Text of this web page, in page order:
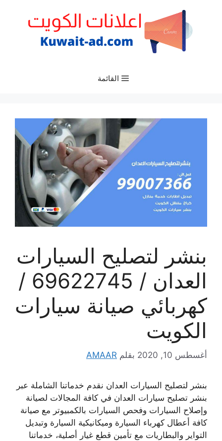
القائمة
بنشر لتصليح السيارات
العدان / 69622745 /
كهربائي صيانة سيارات
الكويت
أغسطس 10, 2020 بقلم AMAAR
بنشر لتصليح السيارات العدان نقدم خدماتنا الشاملة عبر
بنشر تصليح سيارات العدان في كافة المجالات لصيانة
وإصلاح السيارات وفحص السيارات بالكمبيوتر مع صيانة
كافة أعطال كهرباء السيارة وميكانيكية السيارة وتبديل
التواير والبطاريات مع تأمين قطع غيار أصلية، خدماتنا